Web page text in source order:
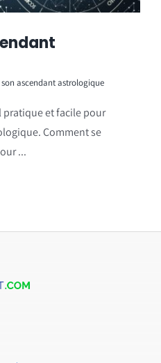
ascendant astrologique
pratique et facile pour
Comment se
...